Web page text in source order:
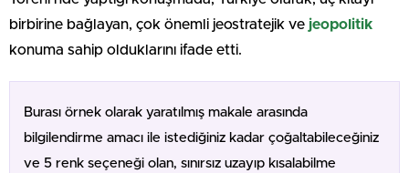
birbirine bağlayan, çok önemli jeostratejik ve jeopolitik
konuma sahip olduklarını ifade etti.
Burası örnek olarak yaratılmış makale arasında
bilgilendirme amacı ile istediğiniz kadar çoğaltabileceğiniz
ve 5 renk seçeneği olan, sınırsız uzayıp kısalabilme